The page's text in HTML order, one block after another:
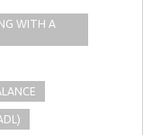
WITH A